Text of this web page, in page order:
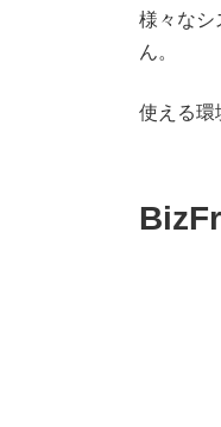
様々なシ
ん。
使える環